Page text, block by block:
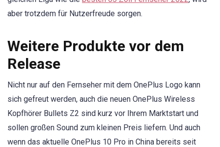
aber trotzdem für Nutzerfreude sorgen.
Weitere Produkte vor dem
Release
Nicht nur auf den Fernseher mit dem OnePlus Logo kann
sich gefreut werden, auch die neuen OnePlus Wireless
Kopfhörer Bullets Z2 sind kurz vor Ihrem Marktstart und
sollen großen Sound zum kleinen Preis liefern. Und auch
wenn das aktuelle OnePlus 10 Pro in China bereits seit